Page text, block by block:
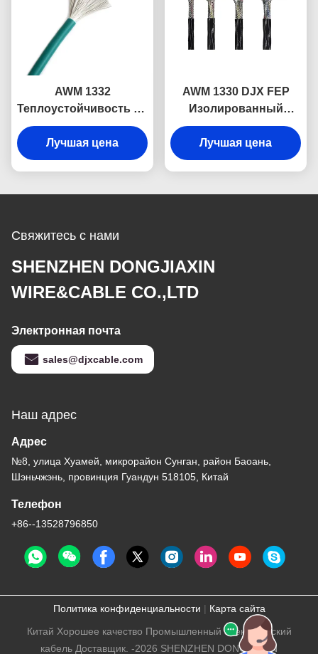
AWM 1332
Теплоустойчивость до
200 градусов по
Цельсию DJX FEP
Тефлон
300 В
Лучшая цена
AWM 1330 DJX FEP
Изолированный
кабель
Термостойкость до
200 градусов по
фторпластиковый
Лучшая цена
Свяжитесь с нами
SHENZHEN DONGJIAXIN
WIRE&CABLE CO.,LTD
Электронная почта
sales@djxcable.com
Наш адрес
Адрес
№8, улица Хуамей, микрорайон Сунган, район Баоань,
Шэньчжэнь, провинция Гуандун 518105, Китай
Телефон
+86--13528796850
Политика конфиденциальности | Карта сайта
Китай Хорошее качество Промышленный электрический
кабель Доставщик. -2026 SHENZHEN DONGJIAXIN